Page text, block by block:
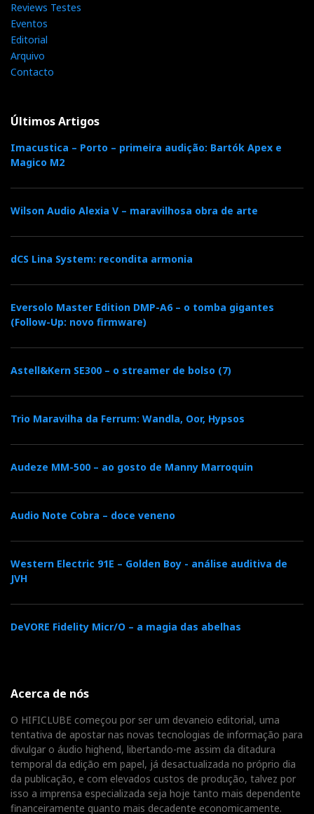
Reviews Testes
Eventos
Editorial
Arquivo
Contacto
Últimos Artigos
Imacustica – Porto – primeira audição: Bartók Apex e
Magico M2
Wilson Audio Alexia V – maravilhosa obra de arte
dCS Lina System: recondita armonia
Eversolo Master Edition DMP-A6 – o tomba gigantes
(Follow-Up: novo firmware)
Astell&Kern SE300 – o streamer de bolso (7)
Trio Maravilha da Ferrum: Wandla, Oor, Hypsos
Audeze MM-500 – ao gosto de Manny Marroquin
Audio Note Cobra – doce veneno
Western Electric 91E – Golden Boy - análise auditiva de
JVH
DeVORE Fidelity Micr/O – a magia das abelhas
Acerca de nós
O HIFICLUBE começou por ser um devaneio editorial, uma
tentativa de apostar nas novas tecnologias de informação para
divulgar o áudio highend, libertando-me assim da ditadura
temporal da edição em papel, já desactualizada no próprio dia
da publicação, e com elevados custos de produção, talvez por
isso a imprensa especializada seja hoje tanto mais dependente
financeiramente quanto mais decadente economicamente.